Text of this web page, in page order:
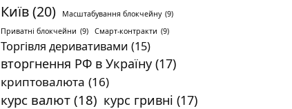
Київ(20) Масштабування блокчейну (9)
Приватні блокчейни (9) Смарт-контракти (9)
Торгівля деривативами (15)
вторгнення РФ в Україну (17)
криптовалюта (16)
курс валют (18) курс гривні (17)